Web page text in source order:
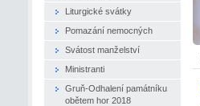
Liturgické svátky
Pomazání nemocných
Svátost manželství
Ministranti
Gruň-Odhalení památníku
obětem hor 2018